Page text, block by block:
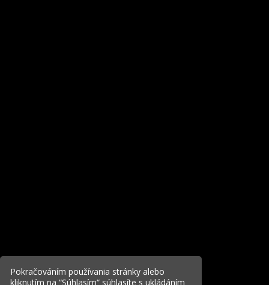
Pokračováním používania stránky alebo
kliknutím na “Súhlasím“ súhlasíte s ukládáním